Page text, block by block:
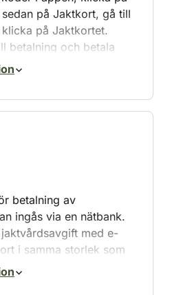
på Jaktkort, gå till
på Jaktkortet.
betalning och betala
betalning är ditt
betalning av
ingås via en nätbank.
med e-
i samma storlek som
”betald”